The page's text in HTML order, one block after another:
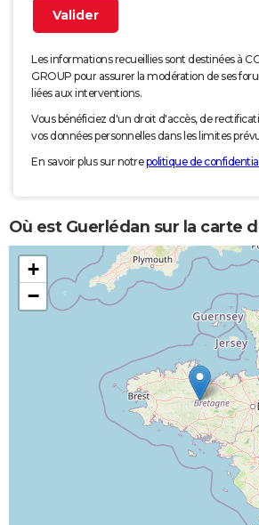
Les informations recueillies sont destinées à
GROUP pour assurer la modération de ses
liées aux interventions.
Vous bénéficiez d'un droit d'accès, de
vos données personnelles dans les limites
En savoir plus sur notrepolitique de
Où est Guerlédan sur la carte
+
−